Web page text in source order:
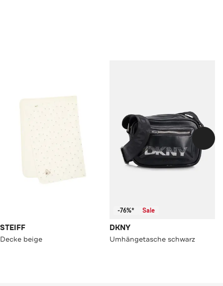
STEIFF
Decke beige
-76%* Sale
DKNY
Umhängetasche schwarz